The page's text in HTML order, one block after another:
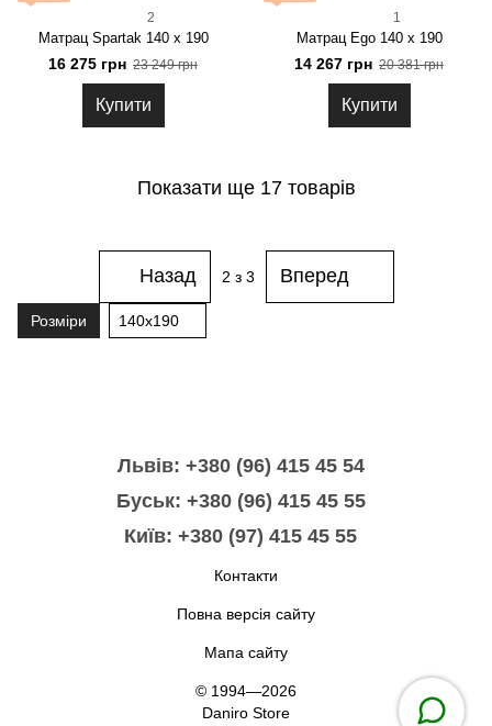
2
Матрац Spartak 140 x 190
16 275 грн 23 249 грн
Купити
1
Матрац Ego 140 x 190
14 267 грн 20 381 грн
Купити
Показати ще 17 товарів
Назад 2 з 3 Вперед
Розміри 140x190
Львів: +380 (96) 415 45 54
Буськ: +380 (96) 415 45 55
Київ: +380 (97) 415 45 55
Контакти
Повна версія сайту
Мапа сайту
© 1994—2026
Daniro Store